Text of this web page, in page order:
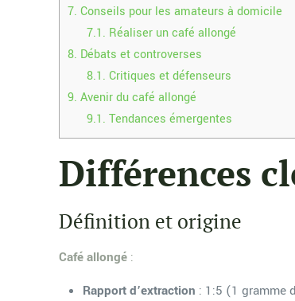
7. Conseils pour les amateurs à domicile
7.1. Réaliser un café allongé
8. Débats et controverses
8.1. Critiques et défenseurs
9. Avenir du café allongé
9.1. Tendances émergentes
Différences
Définition et origine
Café allongé :
Rapport d’extraction : 1:5 (1 gramme